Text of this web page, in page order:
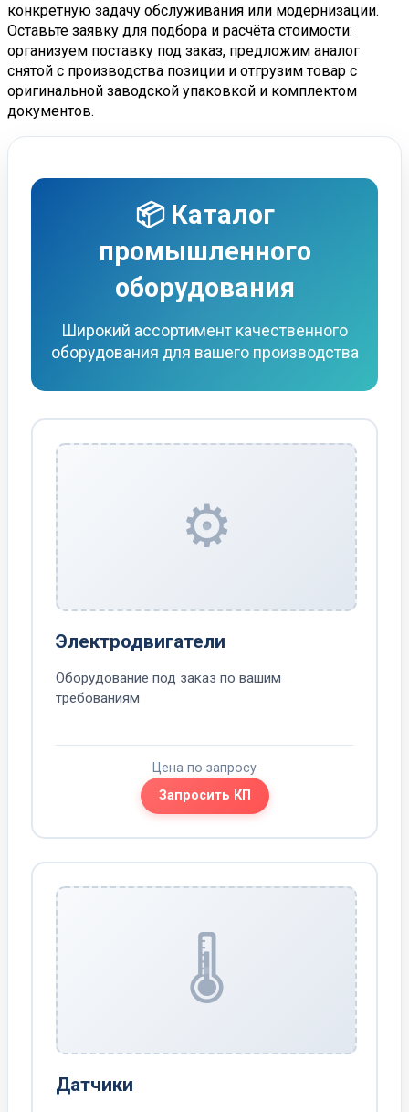
конкретную задачу обслуживания или модернизации.
Оставьте заявку для подбора и расчёта стоимости:
организуем поставку под заказ, предложим аналог
снятой с производства позиции и отгрузим товар с
оригинальной заводской упаковкой и комплектом
документов.
📦 Каталог
промышленного
оборудования
Широкий ассортимент качественного
оборудования для вашего производства
⚙️
Электродвигатели
Оборудование под заказ по вашим
требованиям
Цена по запросу
Запросить КП
🌡️
Датчики